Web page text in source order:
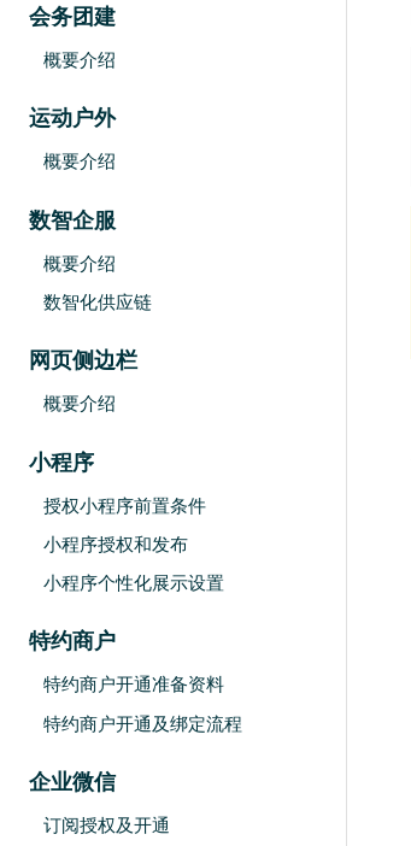
会务团建
概要介绍
运动户外
概要介绍
数智企服
概要介绍
数智化供应链
网页侧边栏
概要介绍
小程序
授权小程序前置条件
小程序授权和发布
小程序个性化展示设置
特约商户
特约商户开通准备资料
特约商户开通及绑定流程
企业微信
订阅授权及开通